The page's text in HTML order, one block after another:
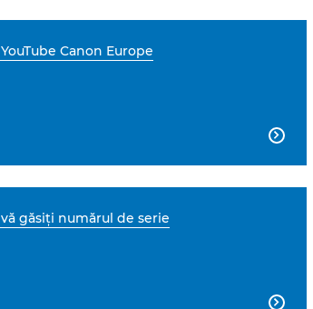
Canon Europe

găsiţi numărul de serie
